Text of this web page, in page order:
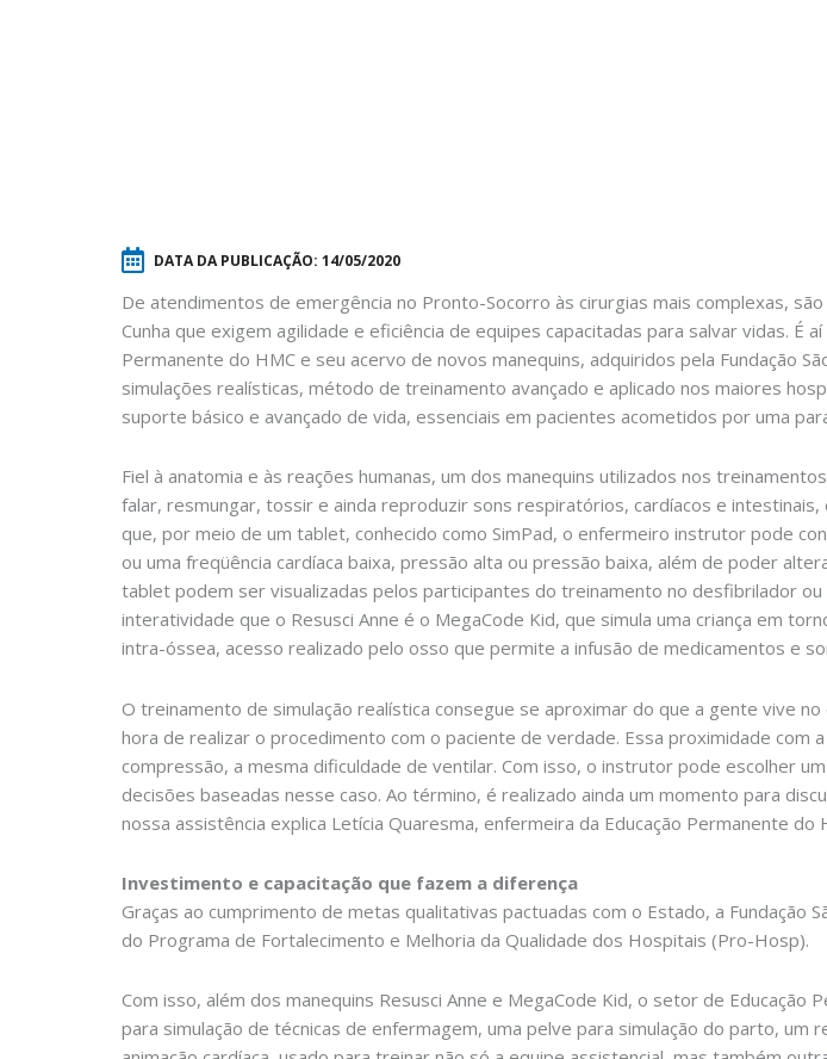
DATA DA PUBLICAÇÃO: 14/05/2020
De atendimentos de emergência no Pronto-Socorro às cirurgias mais complexas,
Cunha que exigem agilidade e eficiência de equipes capacitadas para salvar vidas.
Permanente do HMC e seu acervo de novos manequins, adquiridos pela Fundação
simulações realísticas, método de treinamento avançado e aplicado nos maiores
suporte básico e avançado de vida, essenciais em pacientes acometidos por uma
Fiel à anatomia e às reações humanas, um dos manequins utilizados nos
falar, resmungar, tossir e ainda reproduzir sons respiratórios, cardíacos e
que, por meio de um tablet, conhecido como SimPad, o enfermeiro instrutor pode
ou uma freqüência cardíaca baixa, pressão alta ou pressão baixa, além de poder
tablet podem ser visualizadas pelos participantes do treinamento no desfibrilador
interatividade que o Resusci Anne é o MegaCode Kid, que simula uma criança em
intra-óssea, acesso realizado pelo osso que permite a infusão de medicamentos e
O treinamento de simulação realística consegue se aproximar do que a gente vive
hora de realizar o procedimento com o paciente de verdade. Essa proximidade
compressão, a mesma dificuldade de ventilar. Com isso, o instrutor pode escolher
decisões baseadas nesse caso. Ao término, é realizado ainda um momento para
nossa assistência explica Letícia Quaresma, enfermeira da Educação Permanente do
Investimento e capacitação que fazem a diferença
Graças ao cumprimento de metas qualitativas pactuadas com o Estado, a
do Programa de Fortalecimento e Melhoria da Qualidade dos Hospitais (Pro-Hosp).
Com isso, além dos manequins Resusci Anne e MegaCode Kid, o setor de
para simulação de técnicas de enfermagem, uma pelve para simulação do parto,